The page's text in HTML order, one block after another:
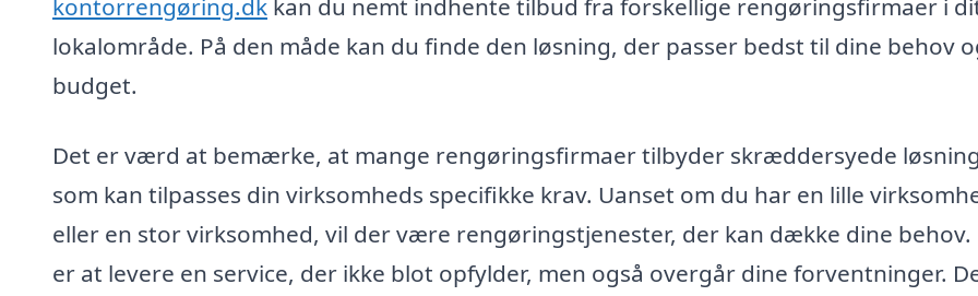
kontorrengøring.dk kan du nemt indhente tilbud fra forskellige rengøringsfirmaer i
lokalområde. På den måde kan du finde den løsning, der passer bedst til dine behov
budget.
Det er værd at bemærke, at mange rengøringsfirmaer tilbyder skræddersyede
som kan tilpasses din virksomheds specifikke krav. Uanset om du har en lille
eller en stor virksomhed, vil der være rengøringstjenester, der kan dække dine behov.
er at levere en service, der ikke blot opfylder, men også overgår dine forventninger.